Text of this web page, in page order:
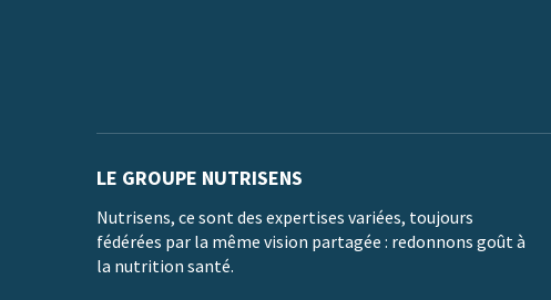
LE GROUPE NUTRISENS
Nutrisens, ce sont des expertises variées, toujours
fédérées par la même vision partagée : redonnons goût à
la nutrition santé.